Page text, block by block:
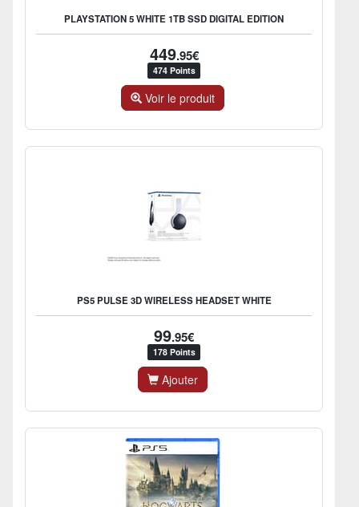
PLAYSTATION 5 WHITE 1TB SSD DIGITAL EDITION
449.95€
474 Points
Voir le produit
PS5 PULSE 3D WIRELESS HEADSET WHITE
99.95€
178 Points
Ajouter